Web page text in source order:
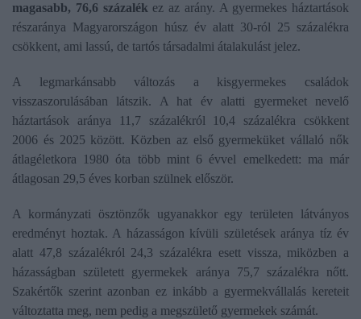
magasabb, 76,6 százalék ez az arány. A gyermekes háztartások
részaránya Magyarországon húsz év alatt 30-ról 25 százalékra
csökkent, ami lassú, de tartós társadalmi átalakulást jelez.
A legmarkánsabb változás a kisgyermekes családok
visszaszorulásában látszik. A hat év alatti gyermeket nevelő
háztartások aránya 11,7 százalékról 10,4 százalékra csökkent
2006 és 2025 között. Közben az első gyermeküket vállaló nők
átlagéletkora 1980 óta több mint 6 évvel emelkedett: ma már
átlagosan 29,5 éves korban szülnek először.
A kormányzati ösztönzők ugyanakkor egy területen látványos
eredményt hoztak. A házasságon kívüli születések aránya tíz év
alatt 47,8 százalékról 24,3 százalékra esett vissza, miközben a
házasságban született gyermekek aránya 75,7 százalékra nőtt.
Szakértők szerint azonban ez inkább a gyermekvállalás kereteit
változtatta meg, nem pedig a megszülető gyermekek számát.